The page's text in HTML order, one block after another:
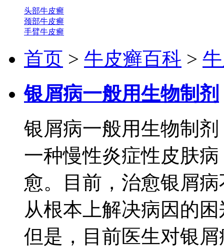
头部牛皮癣
颈部牛皮癣
手臂牛皮癣
首页 > 牛皮癣百科 >
银屑病一般用生物制剂
银屑病一般用生物制
一种慢性炎症性皮肤
愈。目前，治愈银屑
从根本上解决病因的
但是，目前医生对银